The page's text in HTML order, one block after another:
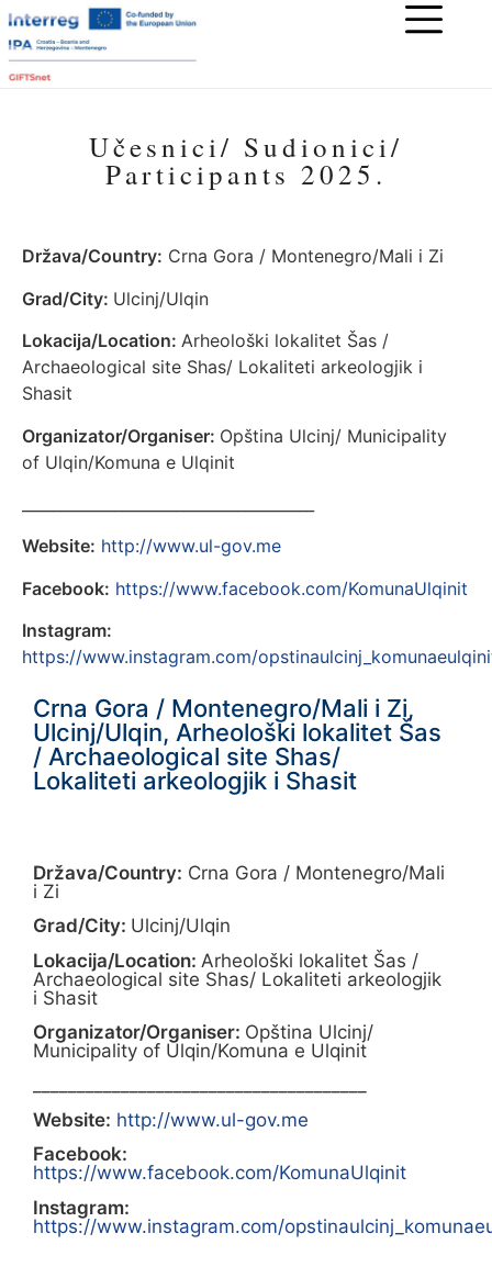
Učesnici/ Sudionici/
Participants 2025.
Država/Country: Crna Gora / Montenegro/Mali i Zi
Grad/City: Ulcinj/Ulqin
Lokacija/Location: Arheološki lokalitet Šas /
Archaeological site Shas/ Lokaliteti arkeologjik i
Shasit
Organizator/Organiser: Opština Ulcinj/ Municipality
of Ulqin/Komuna e Ulqinit
Website: http://www.ul-gov.me
Facebook: https://www.facebook.com/KomunaUlqinit
Instagram:
https://www.instagram.com/
Crna Gora / Montenegro/Mali i Zi,
Ulcinj/Ulqin, Arheološki lokalitet Šas
/ Archaeological site Shas/
Lokaliteti arkeologjik i Shasit
Država/Country: Crna Gora / Montenegro/Mali
i Zi
Grad/City: Ulcinj/Ulqin
Lokacija/Location: Arheološki lokalitet Šas /
Archaeological site Shas/ Lokaliteti arkeologjik
i Shasit
Organizator/Organiser: Opština Ulcinj/
Municipality of Ulqin/Komuna e Ulqinit
Website: http://www.ul-gov.me
Facebook:
https://www.facebook.com/KomunaUlqinit
Instagram:
https://www.instagram.com/